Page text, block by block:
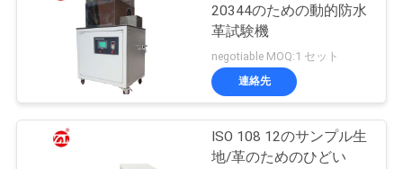
VR
20344のための動的防水
革試験機
negotiable MOQ:1 セット
連絡先
ISO 108 12のサンプル生
地/革のためのひどい